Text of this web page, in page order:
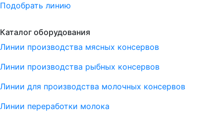
Подобрать линию
Каталог оборудования
Линии производства мясных консервов
Линии производства рыбных консервов
Линии для производства молочных консервов
Линии переработки молока